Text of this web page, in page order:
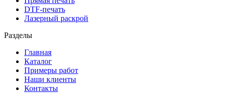
DTF-печать
Лазерный раскрой
Разделы
Главная
Каталог
Примеры работ
Наши клиенты
Контакты